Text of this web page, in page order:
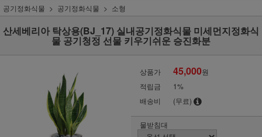
공기정화식물 공기정화식물 소형
산세베리아 탁상용(BJ_17) 실내공기정화식물 미세먼지정화식
물 공기청정 선물 키우기쉬운 승진화분
상품가 45,000원
적립금
1%
배송비
(무료)
물받침대